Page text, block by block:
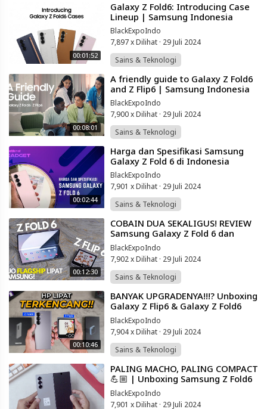
00:01:52
⁣Galaxy Z Fold6: Introducing Case
Lineup | Samsung Indonesia
BlackExpoIndo
7,897 x Dilihat · 29 Juli 2024
Sains & Teknologi
00:08:01
⁣A friendly guide to Galaxy Z Fold6
and Z Flip6 | Samsung Indonesia
BlackExpoIndo
7,900 x Dilihat · 29 Juli 2024
Sains & Teknologi
00:02:44
⁣Harga dan Spesifikasi Samsung
Galaxy Z Fold 6 di Indonesia
BlackExpoIndo
7,901 x Dilihat · 29 Juli 2024
Sains & Teknologi
00:12:30
⁣COBAIN DUA SEKALIGUS! REVIEW
Samsung Galaxy Z Fold 6 dan
Galaxy Z Flip 6 Indonesia! Pilih
Yang MANA?
BlackExpoIndo
7,902 x Dilihat · 29 Juli 2024
Sains & Teknologi
00:10:46
⁣BANYAK UPGRADENYA!!!? Unboxing
Galaxy Z Flip6 & Galaxy Z Fold6
Resmi Indonesia
BlackExpoIndo
7,904 x Dilihat · 29 Juli 2024
Sains & Teknologi
⁣PALING MACHO, PALING COMPACT
💪🏼 | Unboxing Samsung Z Fold6
resmi Indonesia
BlackExpoIndo
7,901 x Dilihat · 29 Juli 2024